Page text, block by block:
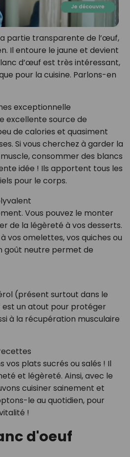
partie transparente de l’œuf,
Il entoure le jaune et devient
d’œuf est très intéressant,
pour la cuisine. Parlons-en
exceptionnelle
excellente source de
de calories et quasiment
Si vous cherchez à garder la
consommer des blancs
idée ! Ils apportent tous les
pour le corps.
Vous pouvez le monter
de la légèreté à vos desserts.
vos omelettes, vos quiches ou
goût neutre permet de
(présent surtout dans le
est un atout pour protéger
à la récupération musculaire
vos plats sucrés ou salés ! Il
et légèreté. Ainsi, avec le
cuisiner sainement et
le au quotidien, pour
!
d'oeuf